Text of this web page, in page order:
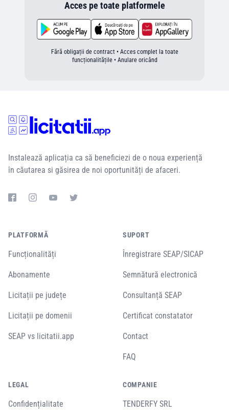
Acces pe toate platformele
Fără obligații de contract • Acces complet la toate
funcționalitățile • Anulare oricând
Instalează aplicația ca să beneficiezi de o noua experiență
în căutarea si găsirea de noi oportunități de afaceri.
PLATFORMĂ
Funcționalități
Abonamente
Licitații pe județe
Licitații pe domenii
SEAP vs licitatii.app
SUPORT
Înregistrare SEAP/SICAP
Semnătură electronică
Consultanță SEAP
Certificat constatator
Contact
FAQ
LEGAL
Confidențialitate
COMPANIE
TENDERFY SRL